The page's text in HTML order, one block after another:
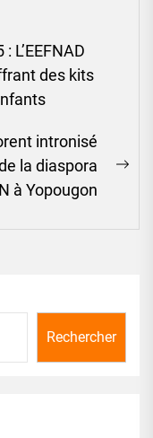
L’EEFNAD
des kits
intronisé
la diaspora
à Yopougon
Rechercher